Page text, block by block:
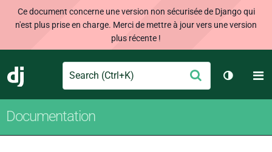
Ce document concerne une version non sécurisée de Django qui
n'est plus prise en charge. Merci de mettre à jour vers une version
plus récente !
Django
Search Envoyer
Changer
Documentation